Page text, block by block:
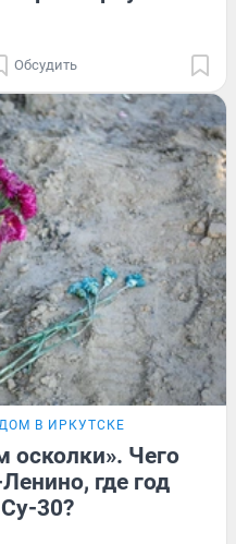
Обсудить
В ИРКУТСКЕ
осколки». Чего
где год
30?